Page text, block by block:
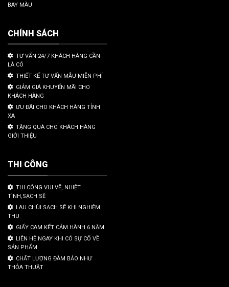
BAY MÀU
CHÍNH SÁCH
TƯ VẤN 24/7 KHÁCH HÀNG CẦN
LÀ CÓ
THIẾT KẾ TƯ VẤN MẪU MIỄN PHÍ
GIẢM GIÁ KHUYẾN MÃI CHO
KHÁCH HÀNG
ƯU ĐÃI CHO KHÁCH HÀNG TỈNH
XA
TẶNG QUÀ CHO KHÁCH HÀNG
GIỚI THIỆU
THI CÔNG
THI CÔNG VUI VẼ, NHIỆT
TÌNH,SẠCH SẼ
LAU CHÙI SẠCH SẼ KHI NGHIỆM
THU
GIẤY CAM KẾT CẢM HÀNH 6 NĂM
LIÊN HỆ NGAY KHI CÓ SỰ CỐ VỀ
SẢN PHẨM
CHẤT LƯỢNG ĐÀM BẢO NHƯ
THỎA THUẬT